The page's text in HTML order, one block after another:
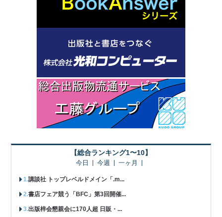
【総合ランキング1〜10】
今日 今週 一ヶ月
講談社 トップレベルドメイン「.m...
書店フェア競う「BFC」第3回開催...
出版梓会懇親会に170人超 日販・...